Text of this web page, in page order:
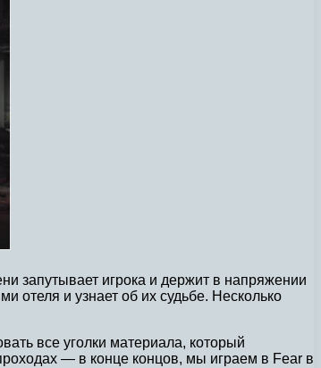
запутывает игрока и держит в напряжении
отеля и узнает об их судьбе. Несколько
все уголки материала, который
— в конце концов, мы играем в Fear в